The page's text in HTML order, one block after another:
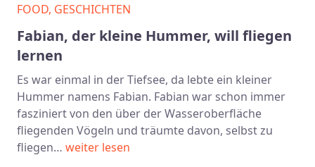
FOOD, GESCHICHTEN
Fabian, der kleine Hummer, will fliegen
lernen
Es war einmal in der Tiefsee, da lebte ein kleiner
Hummer namens Fabian. Fabian war schon immer
fasziniert von den über der Wasseroberfläche
fliegenden Vögeln und träumte davon, selbst zu
fliegen… weiter lesen